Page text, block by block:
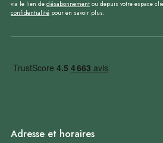
via le lien de désabonnement ou depuis votre espace
confidentialité pour en savoir plus.
Adresse et horaires